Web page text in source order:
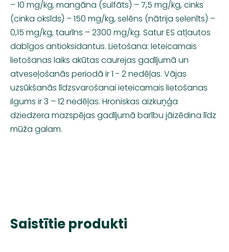
– 10 mg/kg, mangāna (sulfāts) – 7,5 mg/kg, cinks
(cinka oksīds) – 150 mg/kg, selēns (nātrija selenīts) –
0,15 mg/kg, taurīns – 2300 mg/kg. Satur ES atļautos
dabīgos antioksidantus. Lietošana: Ieteicamais
lietošanas laiks akūtas caurejas gadījumā un
atveseļošanās periodā ir 1 - 2 nedēļas. Vājas
uzsūkšanās līdzsvarošanai ieteicamais lietošanas
ilgums ir 3 – 12 nedēļas. Hroniskas aizkuņģa
dziedzera mazspējas gadījumā barību jāizēdina līdz
mūža galam.
Saistītie produkti